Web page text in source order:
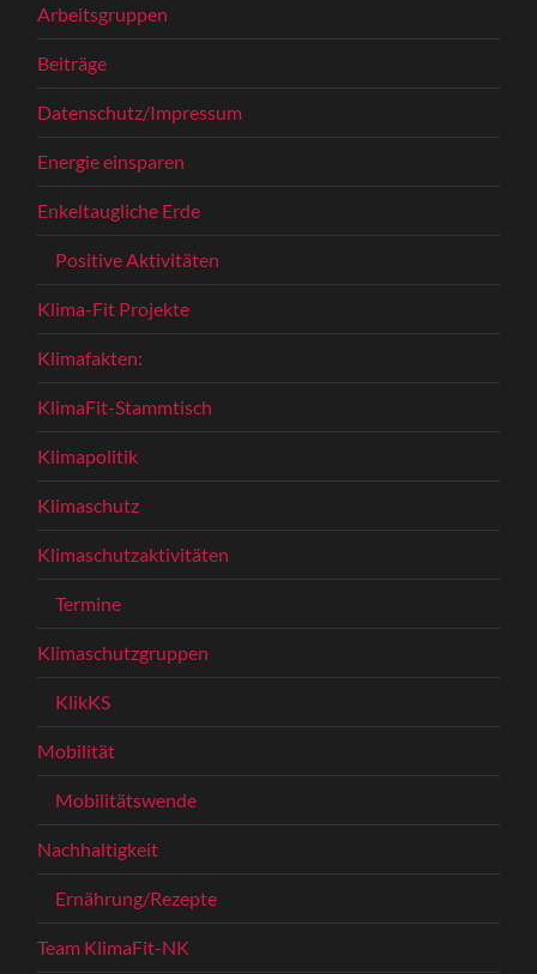
Arbeitsgruppen
Beiträge
Datenschutz/Impressum
Energie einsparen
Enkeltaugliche Erde
Positive Aktivitäten
Klima-Fit Projekte
Klimafakten:
KlimaFit-Stammtisch
Klimapolitik
Klimaschutz
Klimaschutzaktivitäten
Termine
Klimaschutzgruppen
KlikKS
Mobilität
Mobilitätswende
Nachhaltigkeit
Ernährung/Rezepte
Team KlimaFit-NK